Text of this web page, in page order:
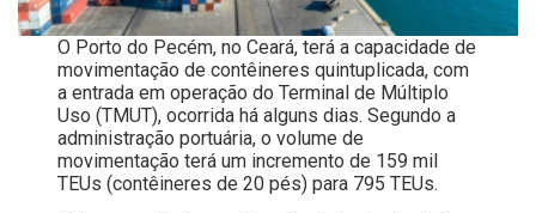
O Porto do Pecém, no Ceará, terá a capacidade de
movimentação de contêineres quintuplicada, com
a entrada em operação do Terminal de Múltiplo
Uso (TMUT), ocorrida há alguns dias. Segundo a
administração portuária, o volume de
movimentação terá um incremento de 159 mil
TEUs (contêineres de 20 pés) para 795 TEUs.